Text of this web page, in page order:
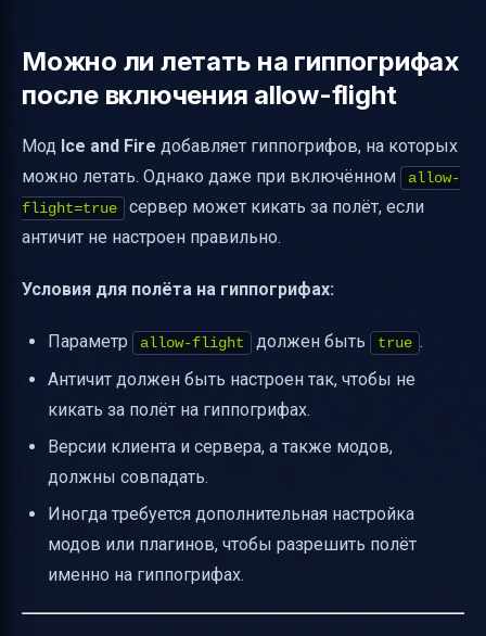
Можно ли летать на гиппогрифах
после включения allow-flight
Мод Ice and Fire добавляет гиппогрифов, на которых
можно летать. Однако даже при включённом
allow-
flight=true
сервер может кикать за полёт, если
античит не настроен правильно.
Условия для полёта на гиппогрифах:
Параметр allow-flight должен быть true .
Античит должен быть настроен так, чтобы не
кикать за полёт на гиппогрифах.
Версии клиента и сервера, а также модов,
должны совпадать.
Иногда требуется дополнительная настройка
модов или плагинов, чтобы разрешить полёт
именно на гиппогрифах.